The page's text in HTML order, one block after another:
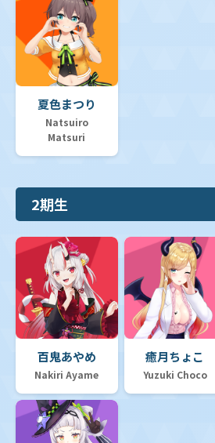
夏色まつり
Natsuiro
Matsuri
2期生
百鬼あやめ
Nakiri Ayame
癒月ちょこ
Yuzuki Choco